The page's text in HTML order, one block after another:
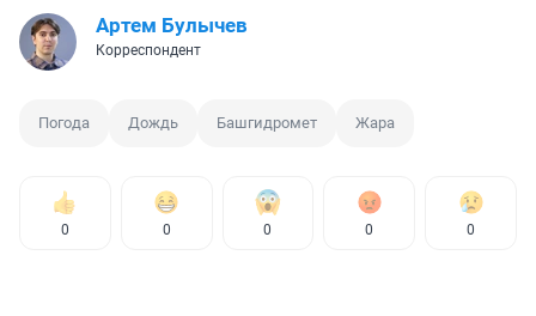
Артем Булычев
Корреспондент
Погода Дождь Башгидромет Жара
0 0 0 0 0